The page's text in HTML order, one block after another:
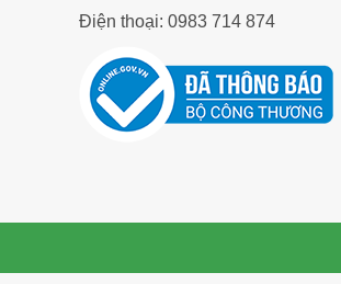
Điện thoại: 0983 714 874